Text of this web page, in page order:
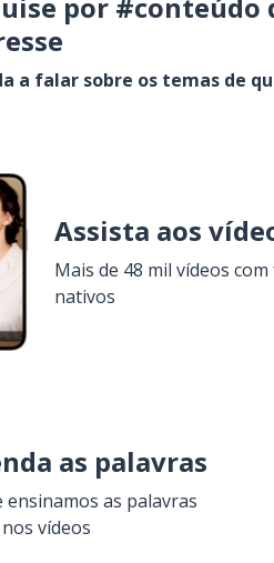
a falar sobre os temas de
Assista aos
Mais de 48 mil vídeos
nativos
as palavras
ensinamos as palavras
vídeos